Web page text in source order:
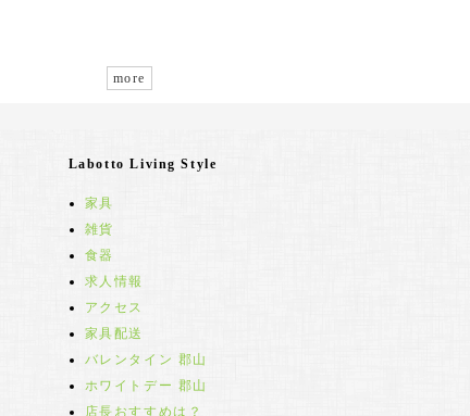
more
Labotto Living Style
家具
雑貨
食器
求人情報
アクセス
家具配送
バレンタイン 郡山
ホワイトデー 郡山
店長おすすめは？